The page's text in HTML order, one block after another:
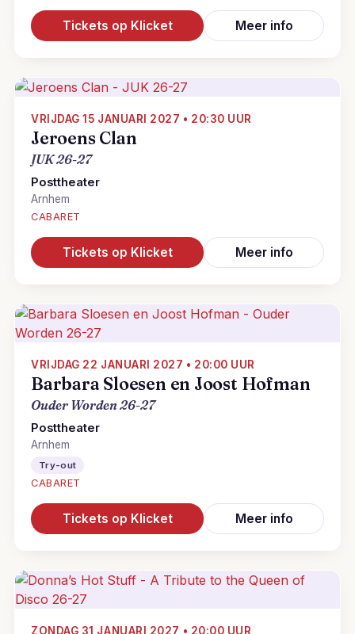
Tickets op Klicket Meer info
VRIJDAG 15 JANUARI 2027 • 20:30 UUR
Jeroens Clan
JUK 26-27
Posttheater
Arnhem
CABARET
Tickets op Klicket Meer info
VRIJDAG 22 JANUARI 2027 • 20:00 UUR
Barbara Sloesen en Joost Hofman
Ouder Worden 26-27
Posttheater
Arnhem
Try-out
CABARET
Tickets op Klicket Meer info
ZONDAG 31 JANUARI 2027 • 20:00 UUR